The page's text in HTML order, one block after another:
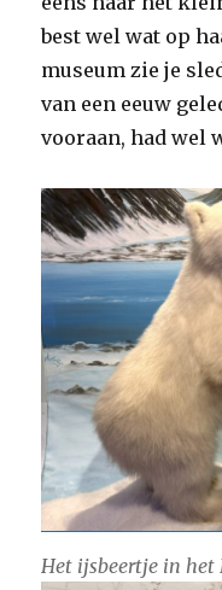
best wel wat op
museum zie je
van een eeuw
vooraan, had wel
Het ijsbeertje in het